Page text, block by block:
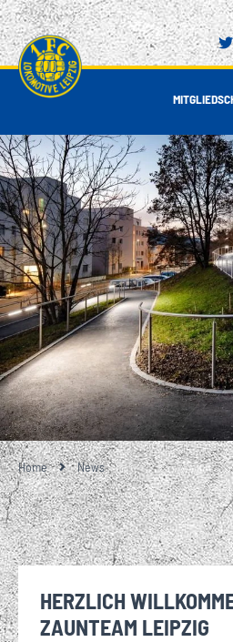
Home News
HERZLICH
ZAUNTEAM LEIPZIG